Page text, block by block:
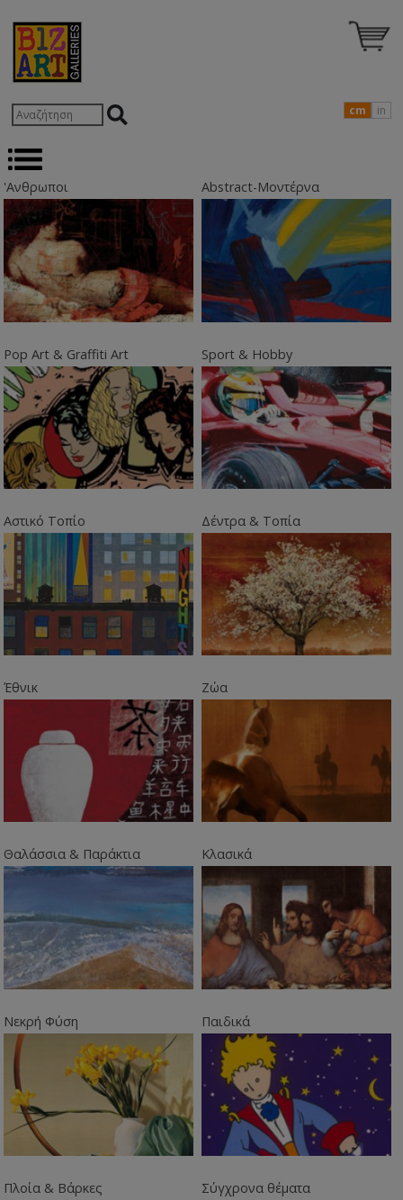
cm in
'Ανθρωποι Abstract-Μοντέρνα
Pop Art & Graffiti Art Sport & Hobby
Αστικό Τοπίο Δέντρα & Τοπία
Έθνικ Ζώα
Θαλάσσια & Παράκτια Κλασικά
Νεκρή Φύση Παιδικά
Πλοία & Βάρκες Σύγχρονα θέματα